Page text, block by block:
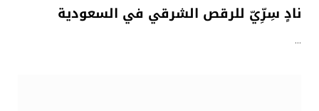
نادٍ سِرِّيّ للرقص الشرقي في السعودية
…